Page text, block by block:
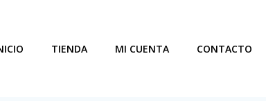
TIENDA MI CUENTA CONTACTO